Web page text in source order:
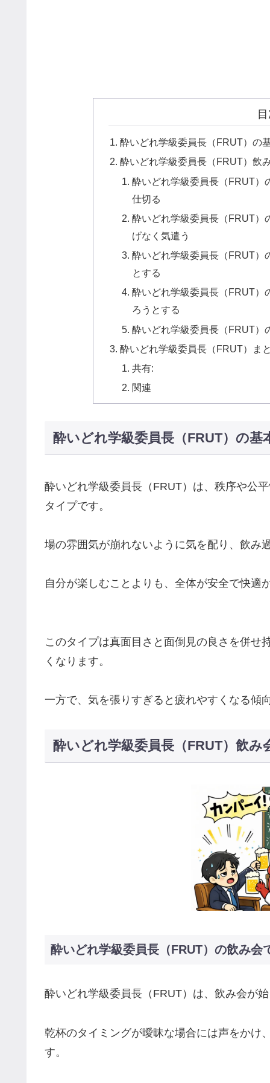
酔いどれ学級委員長（FRUT）の
酔いどれ学級委員長（FRUT）飲
酔いどれ学級委員長（FRUT）
仕切る
酔いどれ学級委員長（FRUT）
げなく気遣う
酔いどれ学級委員長（FRUT）
とする
酔いどれ学級委員長（FRUT）
ろうとする
酔いどれ学級委員長（FRUT）
酔いどれ学級委員長（FRUT）ま
共有:
関連
酔いどれ学級委員長（FRUT）の基
酔いどれ学級委員長（FRUT）は、秩序や公
タイプです。
場の雰囲気が崩れないように気を配り、飲み
自分が楽しむことよりも、全体が安全で快適
このタイプは真面目さと面倒見の良さを併せ
くなります。
一方で、気を張りすぎると疲れやすくなる傾
酔いどれ学級委員長（FRUT）飲み
酔いどれ学級委員長（FRUT）の飲み
酔いどれ学級委員長（FRUT）は、飲み会が
乾杯のタイミングが曖昧な場合には声をかけ
す。